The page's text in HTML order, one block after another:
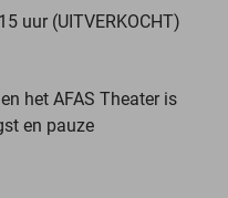
uur (UITVERKOCHT)
het AFAS Theater is
en pauze